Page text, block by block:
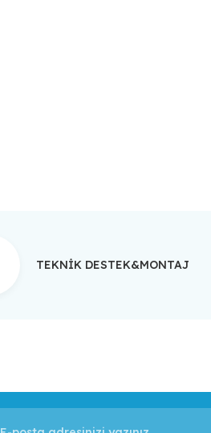
TEKNİK DESTEK&MONTAJ